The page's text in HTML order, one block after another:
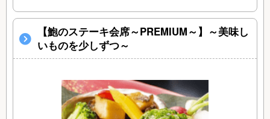
【鮑のステーキ会席～PREMIUM～】～美味し
いものを少しずつ～